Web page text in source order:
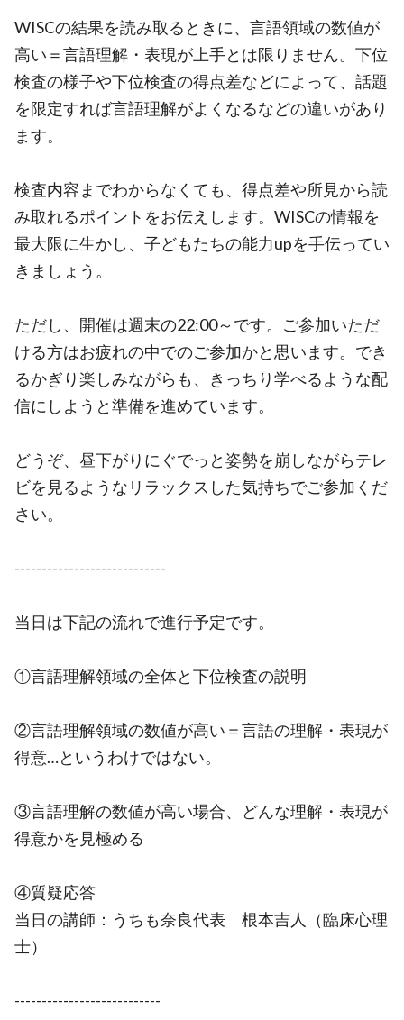
WISCの結果を読み取るときに、言語領域の数値が
高い＝言語理解・表現が上手とは限りません。下位
検査の様子や下位検査の得点差などによって、話題
を限定すれば言語理解がよくなるなどの違いがあり
ます。
検査内容までわからなくても、得点差や所見から読
み取れるポイントをお伝えします。WISCの情報を
最大限に生かし、子どもたちの能力upを手伝ってい
きましょう。
ただし、開催は週末の22:00～です。ご参加いただ
ける方はお疲れの中でのご参加かと思います。でき
るかぎり楽しみながらも、きっちり学べるような配
信にしようと準備を進めています。
どうぞ、昼下がりにぐでっと姿勢を崩しながらテレ
ビを見るようなリラックスした気持ちでご参加くだ
さい。
----------------------------
当日は下記の流れで進行予定です。
①言語理解領域の全体と下位検査の説明
②言語理解領域の数値が高い＝言語の理解・表現が
得意…というわけではない。
③言語理解の数値が高い場合、どんな理解・表現が
得意かを見極める
④質疑応答
当日の講師：うちも奈良代表 根本吉人（臨床心理
士）
---------------------------